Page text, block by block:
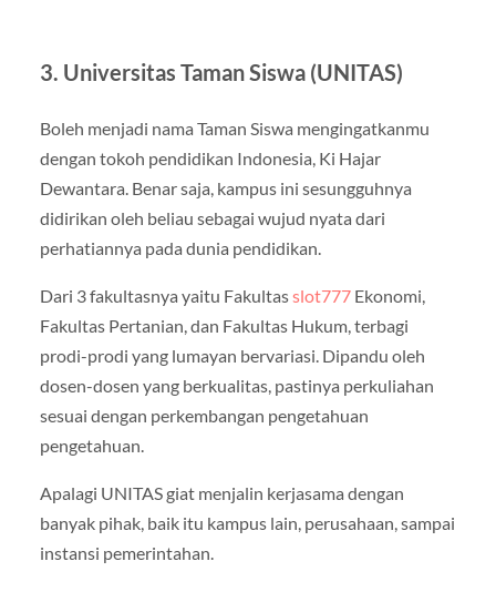
3. Universitas Taman Siswa (UNITAS)
Boleh menjadi nama Taman Siswa mengingatkanmu
dengan tokoh pendidikan Indonesia, Ki Hajar
Dewantara. Benar saja, kampus ini sesungguhnya
didirikan oleh beliau sebagai wujud nyata dari
perhatiannya pada dunia pendidikan.
Dari 3 fakultasnya yaitu Fakultasslot777Ekonomi,
Fakultas Pertanian, dan Fakultas Hukum, terbagi
prodi-prodi yang lumayan bervariasi. Dipandu oleh
dosen-dosen yang berkualitas, pastinya perkuliahan
sesuai dengan perkembangan pengetahuan
pengetahuan.
Apalagi UNITAS giat menjalin kerjasama dengan
banyak pihak, baik itu kampus lain, perusahaan, sampai
instansi pemerintahan.